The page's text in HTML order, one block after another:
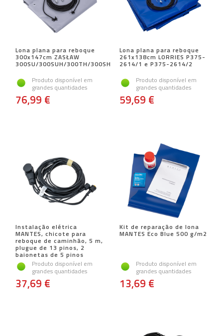
Lona plana para reboque
300x147cm ZASŁAW
300SU/300SUH/300TH/300SH
Produto disponível em
grandes quantidades
76,99 €
Lona plana para reboque
261x138cm LORRIES P375-
2614/1 e P375-2614/2
Produto disponível em
grandes quantidades
59,69 €
Instalação elétrica
MANTES, chicote para
reboque de caminhão, 5 m,
plugue de 13 pinos, 2
baionetas de 5 pinos
Produto disponível em
grandes quantidades
37,69 €
Kit de reparação de lona
MANTES Eco Blue 500 g/m2
Produto disponível em
grandes quantidades
13,69 €